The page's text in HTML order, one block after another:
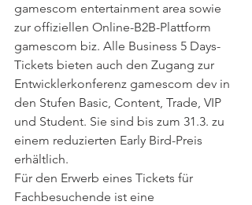
gamescom entertainment area sowie
zur offiziellen Online-B2B-Plattform
gamescom biz. Alle Business 5 Days-
Tickets bieten auch den Zugang zur
Entwicklerkonferenz gamescom dev in
den Stufen Basic, Content, Trade, VIP
und Student. Sie sind bis zum 31.3. zu
einem reduzierten Early Bird-Preis
erhältlich.
Für den Erwerb eines Tickets für
Fachbesuchende ist eine